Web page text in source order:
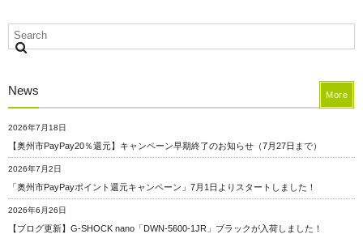
News
2026年7月18日
【奥州市PayPay20％還元】キャンペーン早期終了のお知らせ（7月27日まで）
2026年7月2日
「奥州市PayPayポイント還元キャンペーン」7月1日よりスタートしました！
2026年6月26日
【ブログ更新】G-SHOCK nano「DWN-5600-1JR」ブラックが入荷しました！
More